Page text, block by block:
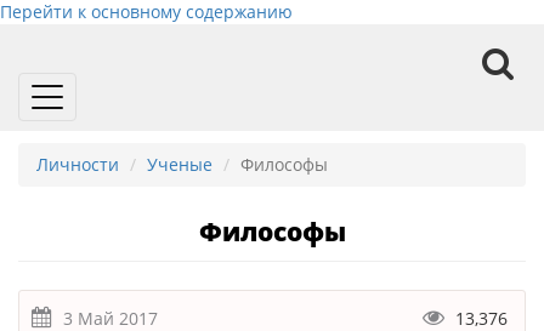
Перейти к основному содержанию
Toggle
Личности
Ученые Философы
Философы
3 Май 2017 13,376